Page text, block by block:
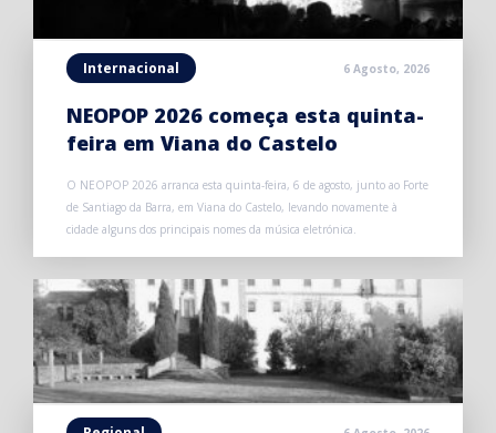
Internacional 6 Agosto, 2026
NEOPOP 2026 começa esta quinta-
feira em Viana do Castelo
O NEOPOP 2026 arranca esta quinta-feira, 6 de agosto, junto ao Forte
de Santiago da Barra, em Viana do Castelo, levando novamente à
cidade alguns dos principais nomes da música eletrónica.